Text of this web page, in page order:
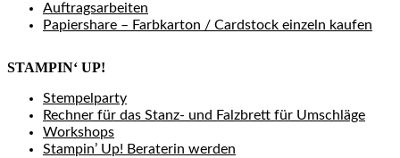
Auftragsarbeiten
Papiershare – Farbkarton / Cardstock einzeln kaufen
STAMPIN‘ UP!
Stempelparty
Rechner für das Stanz- und Falzbrett für Umschläge
Workshops
Stampin’ Up! Beraterin werden